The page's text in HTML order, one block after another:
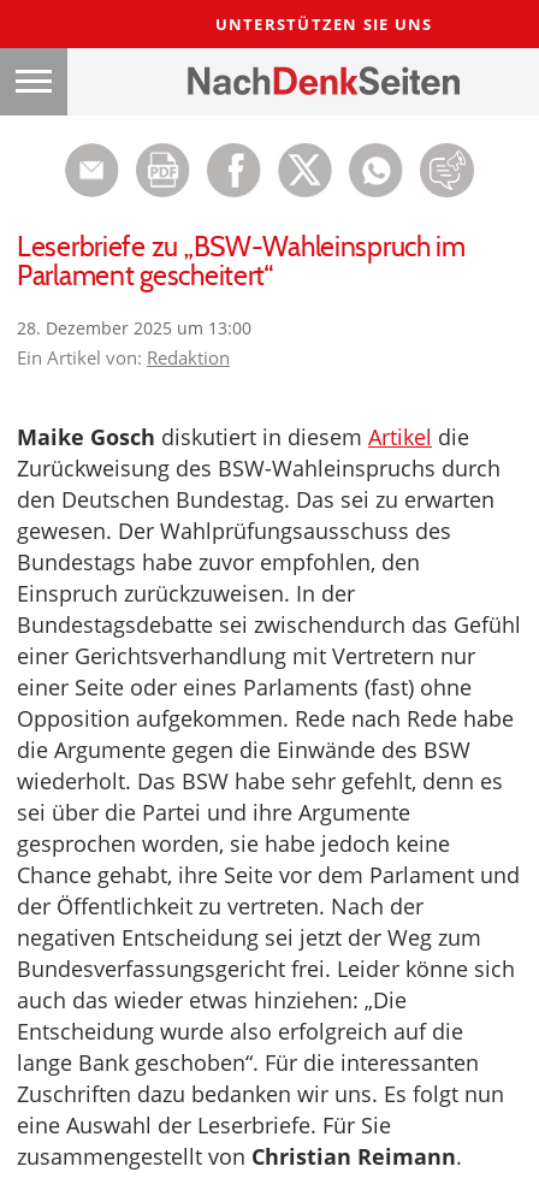
UNTERSTÜTZEN SIE UNS
Leserbriefe zu „BSW-Wahleinspruch im
Parlament gescheitert“
28. Dezember 2025 um 13:00
Ein Artikel von: Redaktion
Maike Gosch diskutiert in diesem Artikel die
Zurückweisung des BSW-Wahleinspruchs durch
den Deutschen Bundestag. Das sei zu erwarten
gewesen. Der Wahlprüfungsausschuss des
Bundestags habe zuvor empfohlen, den
Einspruch zurückzuweisen. In der
Bundestagsdebatte sei zwischendurch das Gefühl
einer Gerichtsverhandlung mit Vertretern nur
einer Seite oder eines Parlaments (fast) ohne
Opposition aufgekommen. Rede nach Rede habe
die Argumente gegen die Einwände des BSW
wiederholt. Das BSW habe sehr gefehlt, denn es
sei über die Partei und ihre Argumente
gesprochen worden, sie habe jedoch keine
Chance gehabt, ihre Seite vor dem Parlament und
der Öffentlichkeit zu vertreten. Nach der
negativen Entscheidung sei jetzt der Weg zum
Bundesverfassungsgericht frei. Leider könne sich
auch das wieder etwas hinziehen: „Die
Entscheidung wurde also erfolgreich auf die
lange Bank geschoben“. Für die interessanten
Zuschriften dazu bedanken wir uns. Es folgt nun
eine Auswahl der Leserbriefe. Für Sie
zusammengestellt von Christian Reimann.